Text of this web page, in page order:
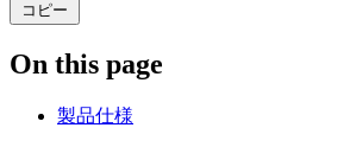
コピー
On this page
製品仕様